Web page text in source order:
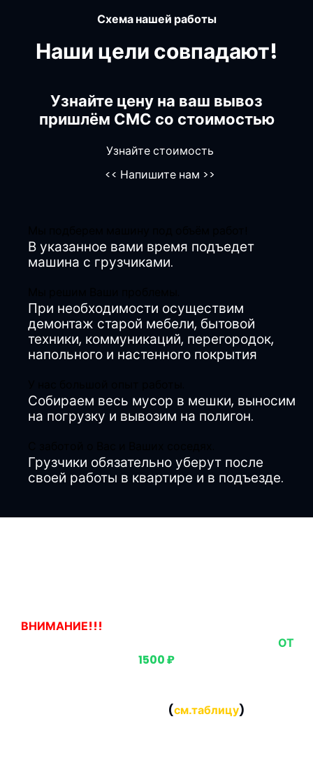
Схема нашей работы
Наши цели совпадают!
Узнайте цену на ваш вывоз
пришлём СМС со стоимостью
Узнайте стоимость
<< Напишите нам >>
В указанное вами время подъедет
машина с грузчиками.
При необходимости осуществим
демонтаж старой мебели, бытовой
техники, коммуникаций, перегородок,
напольного и настенного покрытия
Собираем весь мусор в мешки, выносим
на погрузку и вывозим на полигон.
Грузчики обязательно уберут после
своей работы в квартире и в подъезде.
ВНИМАНИЕ!!!
ОТ
1500 ₽
(см.таблицу)